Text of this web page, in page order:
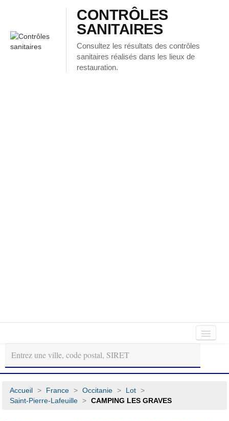
CONTRÔLES
SANITAIRES
Consultez les résultats des contrôles
sanitaires réalisés dans les lieux de
restauration.
Autour
de
moi
Régions
Accueil > France > Occitanie > Lot >
Saint-Pierre-Lafeuille > CAMPING LES GRAVES